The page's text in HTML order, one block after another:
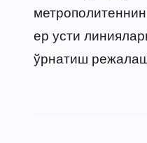
ер усти
ўрнатиш